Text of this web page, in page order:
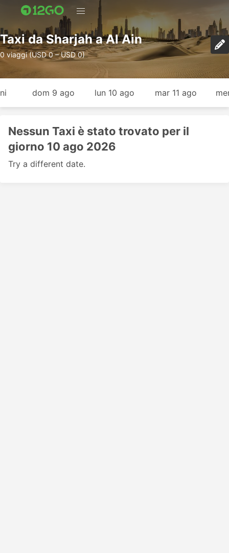
Taxi da Sharjah a Al Ain
0 viaggi (USD 0 – USD 0)
dom 9 ago lun 10 ago mar 11 ago
Nessun Taxi è stato trovato per il
giorno 10 ago 2026
Try a different date.